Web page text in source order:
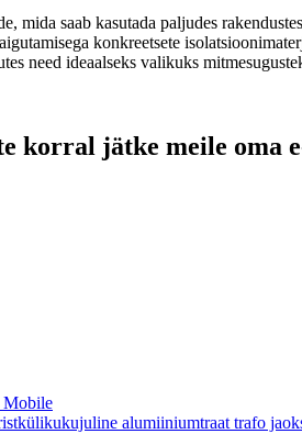
mida saab kasutada paljudes
konkreetsete
need ideaalseks valikuks
korral jätke meile oma
alumiiniumtraat trafo